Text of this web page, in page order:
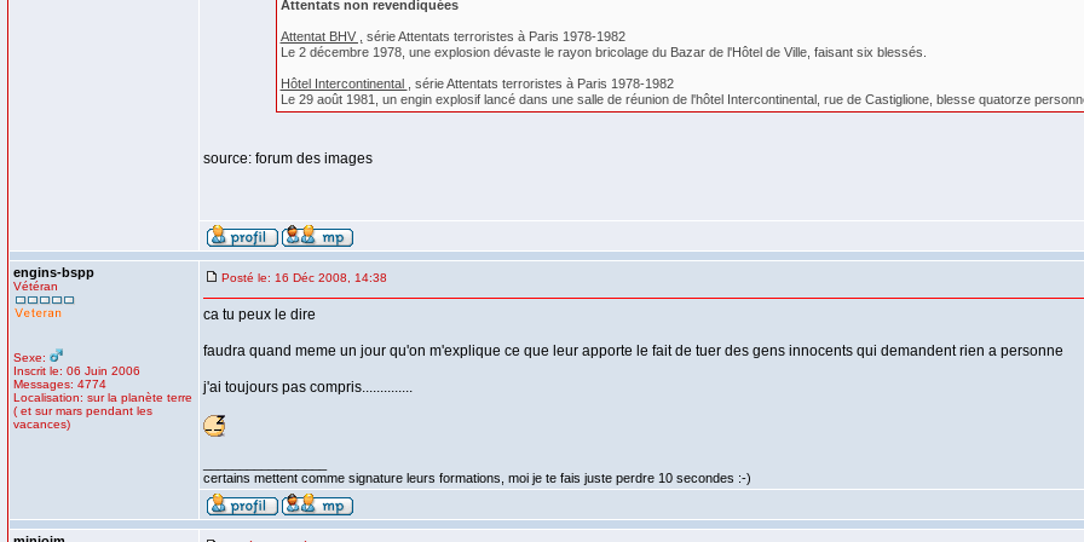
Attentats non revendiquées
Attentat BHV ,
série Attentats terroristes à Paris 1978-1982
Le 2 décembre 1978, une explosion dévaste le rayon bricolage du Bazar de l'Hôtel de Ville, faisant six blessés.
Hôtel Intercontinental
, série Attentats terroristes à Paris 1978-1982
Le 29 août 1981, un engin explosif lancé dans une salle de réunion de l'hôtel Intercontinental, rue de Castiglione, blesse quatorze
source: forum des images
engins-bspp
Vétéran
Sexe:
Inscrit le: 06 Juin 2006
Messages: 4774
Localisation: sur la planète terre
( et sur mars pendant les
vacances)
Posté le: 16 Déc 2008, 14:38
ca tu peux le dire
faudra quand meme un jour qu'on m'explique ce que leur apporte le fait de tuer des gens innocents qui demandent rien a personne
j'ai toujours pas compris..............
certains mettent comme signature leurs formations, moi je te fais juste perdre 10 secondes :-)